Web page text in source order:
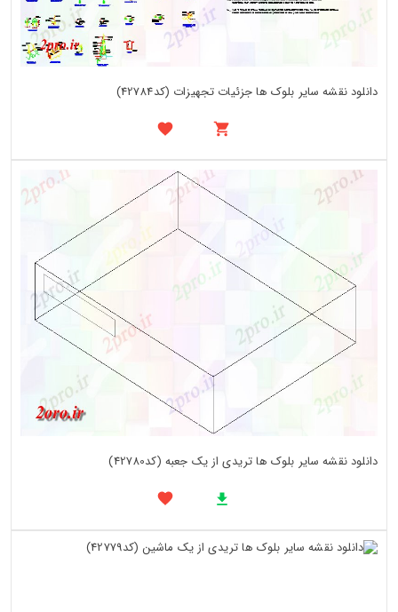
دانلود نقشه سایر بلوک ها جزئیات تجهیزات (کد42784)
دانلود نقشه سایر بلوک ها تریدی از یک جعبه (کد42780)